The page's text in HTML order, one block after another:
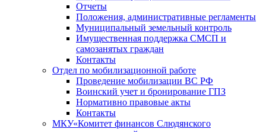
Отчеты
Положения, административные регламенты
Муниципальный земельный контроль
Имущественная поддержка СМСП и
самозанятых граждан
Контакты
Отдел по мобилизационной работе
Проведение мобилизации ВС РФ
Воинский учет и бронирование ГПЗ
Нормативно правовые акты
Контакты
МКУ«Комитет финансов Слюдянского